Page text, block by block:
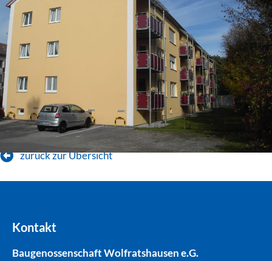
zurück zur Übersicht
Kontakt
Baugenossenschaft Wolfratshausen e.G.